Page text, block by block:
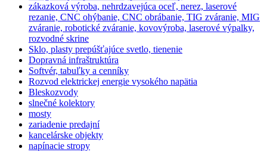
zákazková výroba, nehrdzavejúca oceľ, nerez, laserové
rezanie, CNC ohýbanie, CNC obrábanie, TIG zváranie, MIG
zváranie, robotické zváranie, kovovýroba, laserové výpalky,
rozvodné skrine
Sklo, plasty prepúšťajúce svetlo, tienenie
Dopravná infraštruktúra
Softvér, tabuľky a cenníky
Rozvod elektrickej energie vysokého napätia
Bleskozvody
slnečné kolektory
mosty
zariadenie predajní
kancelárske objekty
napínacie stropy